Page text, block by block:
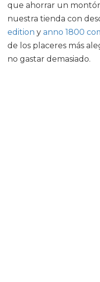
que ahorrar un
nuestra tienda con
edition y anno 1800
de los placeres más
no gastar demasiado.